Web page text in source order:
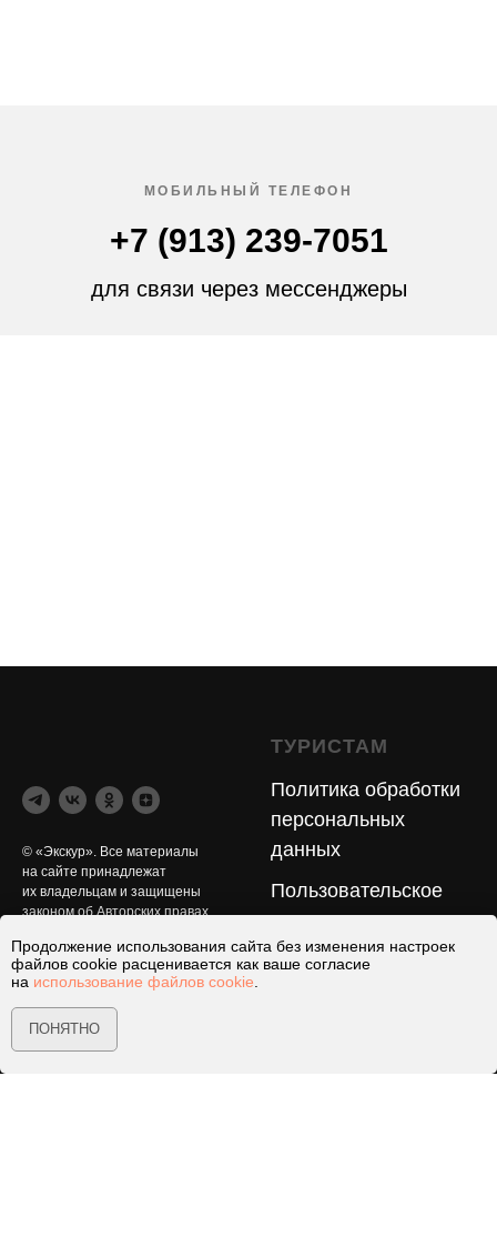
МОБИЛЬНЫЙ ТЕЛЕФОН
+7 (913) 239-7051
для связи через мессенджеры
© «Экскур». Все материалы
на сайте принадлежат
их владельцам и защищены
законом об Авторских правах.
Exkur.ru «Экскур» — экскурсии
из Белокурихи по Алтаю
и окрестностям курорта
Белокуриха
ТУРИСТАМ
Политика обработки
персональных
данных
Пользовательское
соглашение
Правила отмены
Продолжение использования сайта без изменения настроек
файлов cookie расценивается как ваше согласие
на использование файлов cookie.
ПОНЯТНО